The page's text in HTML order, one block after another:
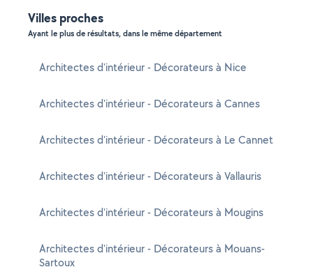
Villes proches
Ayant le plus de résultats, dans le même département
Architectes d'intérieur - Décorateurs à Nice
Architectes d'intérieur - Décorateurs à Cannes
Architectes d'intérieur - Décorateurs à Le Cannet
Architectes d'intérieur - Décorateurs à Vallauris
Architectes d'intérieur - Décorateurs à Mougins
Architectes d'intérieur - Décorateurs à Mouans-
Sartoux